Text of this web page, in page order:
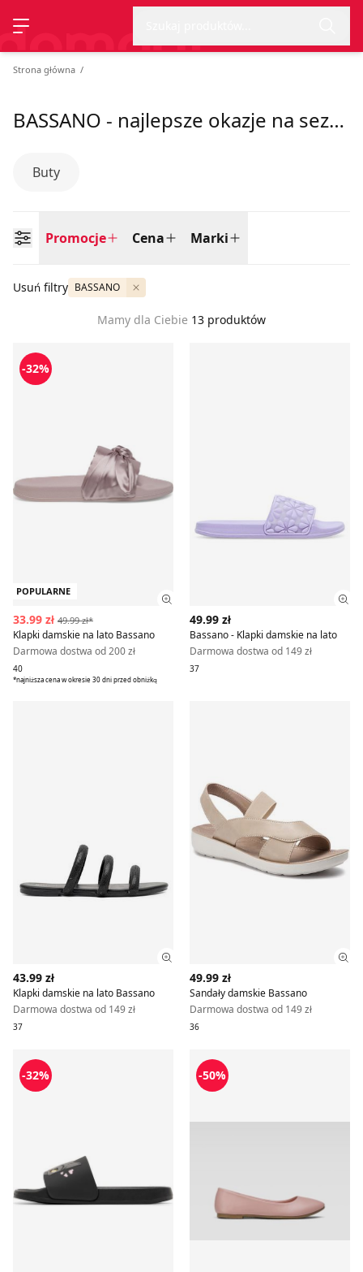
Przełącz menu
Strona główna
BASSANO - najlepsze okazje na sezon lato 2026
Buty
Promocje Cena Marki
Usuń filtry BASSANO
Mamy dla Ciebie 13 produktów
Klapki damskie na lato Bassano
POPULARNE
-32%
Zobacz szczegóły produktu
33.99 zł 49.99 zł*
Klapki damskie na lato Bassano
Darmowa dostwa od 200 zł
40
*najniższa cena w okresie 30 dni przed obniżką
49.99 zł
Bassano - Klapki damskie na lato
Darmowa dostwa od 149 zł
37
Zobacz szczegóły produktu
43.99 zł
Klapki damskie na lato Bassano
Darmowa dostwa od 149 zł
37
49.99 zł
Sandały damskie Bassano
Darmowa dostwa od 149 zł
36
Bassano - Klapki damskie na lato
-32%
Bassano - Balerinki
-50%